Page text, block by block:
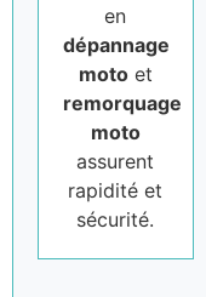
en
dépannage
motoet
remorquage
moto
assurent
rapidité et
sécurité.